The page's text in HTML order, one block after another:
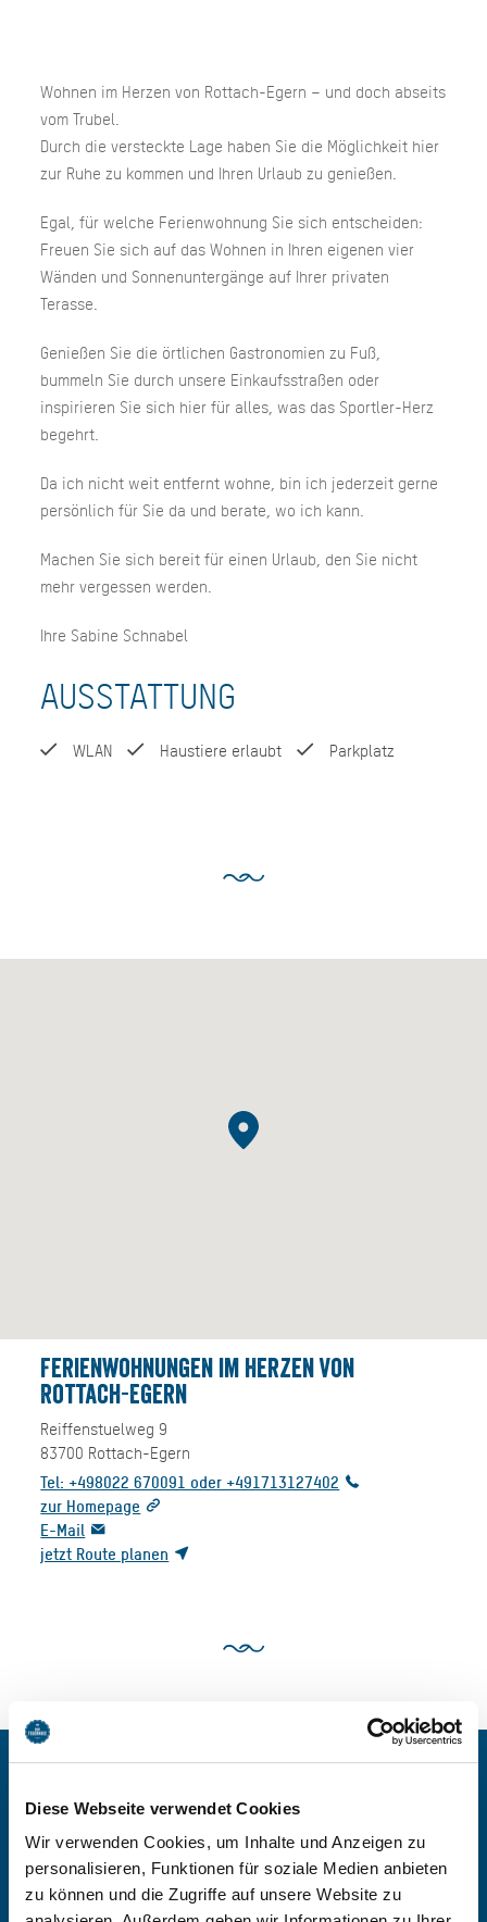
Diese Webseite verwendet Cookies
Wir verwenden Cookies, um Inhalte und Anzeigen zu
personalisieren, Funktionen für soziale Medien anbieten
zu können und die Zugriffe auf unsere Website zu
Wohnen im Herzen von Rottach-Egern – und doch abseits
vom Trubel.
Durch die versteckte Lage haben Sie die Möglichkeit hier
zur Ruhe zu kommen und Ihren Urlaub zu genießen.
Egal, für welche Ferienwohnung Sie sich entscheiden:
Freuen Sie sich auf das Wohnen in Ihren eigenen vier
Wänden und Sonnenuntergänge auf Ihrer privaten
Terasse.
Genießen Sie die örtlichen Gastronomien zu Fuß,
bummeln Sie durch unsere Einkaufsstraßen oder
inspirieren Sie sich hier für alles, was das Sportler-Herz
begehrt.
Da ich nicht weit entfernt wohne, bin ich jederzeit gerne
persönlich für Sie da und berate, wo ich kann.
Machen Sie sich bereit für einen Urlaub, den Sie nicht
mehr vergessen werden.
Ihre Sabine Schnabel
AUSSTATTUNG
WLAN Haustiere erlaubt Parkplatz
Ferienwohnungen im Herzen von
Rottach-Egern
Reiffenstuelweg 9
83700 Rottach-Egern
Tel: +498022 670091 oder +491713127402
zur Homepage
E-Mail
jetzt Route planen
BEI FERIENWOHNUNGEN
IM HERZEN VON
ROTTACH-EGERN